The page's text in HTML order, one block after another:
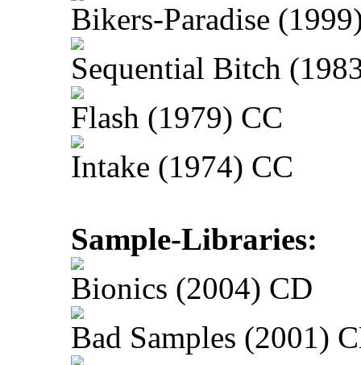
Bikers-Paradise
Sequential Bitch
Flash (1979) CC
Intake (1974) CC
Sample-Libraries:
Bionics (2004) CD
Bad Samples (2001)